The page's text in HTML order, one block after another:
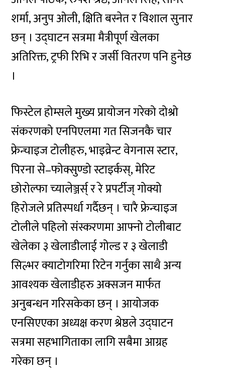
शर्मा, अनुप ओली, क्षिति बस्नेत र विशाल सुनार
छन् । उद्घाटन सत्रमा मैत्रीपूर्ण खेलका
अतिरिक्त, ट्रफी रिभि र जर्सी वितरण पनि हुनेछ
।
फिस्टेल होम्सले मुख्य प्रायोजन गरेको दोश्रो
संकरणको एनपिएलमा गत सिजनकै चार
फ्रेन्चाइज टोलीहरु, भाइव्रेन्ट वेगनास स्टार,
पिरना से–फोक्सुण्डो स्टाइर्कस्, मेरिट
छोरोल्फा च्यालेञ्जर्स् र रे प्रपर्टीज् गोक्यो
हिरोजले प्रतिस्पर्धा गर्दैछन् । चारै फ्रेन्चाइज
टोलीले पहिलो संस्करणमा आफ्नो टोलीबाट
खेलेका ३ खेलाडीलाई गोल्ड र ३ खेलाडी
सिल्भर क्याटोगरिमा रिटेन गर्नुका साथै अन्य
आवश्यक खेलाडीहरु अक्सजन मार्फत
अनुबन्धन गरिसकेका छन् । आयोजक
एनसिएएका अध्यक्ष करण श्रेष्ठले उद्घाटन
सत्रमा सहभागिताका लागि सबैमा आग्रह
गरेका छन् ।